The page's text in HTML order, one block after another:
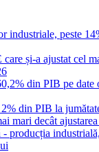
industriale, peste
care și-a ajustat cel
din PIB pe date
din PIB la
mari decât
- producția